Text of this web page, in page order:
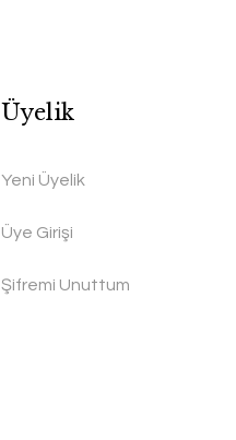
Üyelik
Yeni Üyelik
Üye Girişi
Şifremi Unuttum